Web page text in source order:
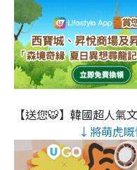
【送您🐯】韓國超人氣
↓將萌虎